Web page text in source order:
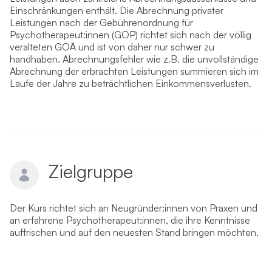
Einschränkungen enthält. Die Abrechnung privater
Leistungen nach der Gebührenordnung für
Psychotherapeut:innen (GOP) richtet sich nach der völlig
veralteten GOÄ und ist von daher nur schwer zu
handhaben. Abrechnungsfehler wie z.B. die unvollständige
Abrechnung der erbrachten Leistungen summieren sich im
Laufe der Jahre zu beträchtlichen Einkommensverlusten.
Zielgruppe
Der Kurs richtet sich an Neugründer:innen von Praxen und
an erfahrene Psychotherapeut:innen, die ihre Kenntnisse
auffrischen und auf den neuesten Stand bringen möchten.